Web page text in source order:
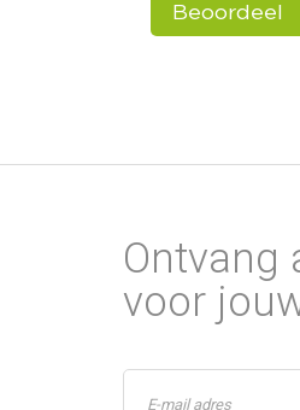
Ontvang
voor